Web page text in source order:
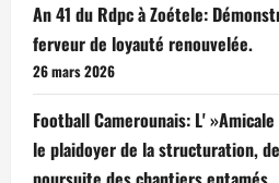
An 41 du Rdpc à Zoétele:
ferveur de loyauté renouvelée.
26 mars 2026
Football Camerounais: L'
le plaidoyer de la structuration,